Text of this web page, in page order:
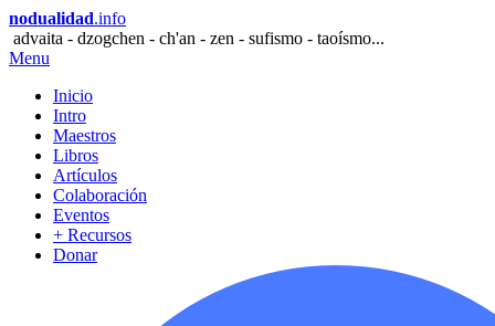
nodualidad.info
advaita - dzogchen - ch'an - zen - sufismo - taoísmo...
Menu
Inicio
Intro
Maestros
Libros
Artículos
Colaboración
Eventos
+ Recursos
Donar